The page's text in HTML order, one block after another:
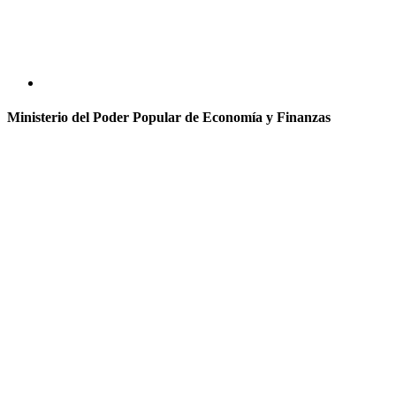
Ministerio del Poder Popular de Economía y Finanzas